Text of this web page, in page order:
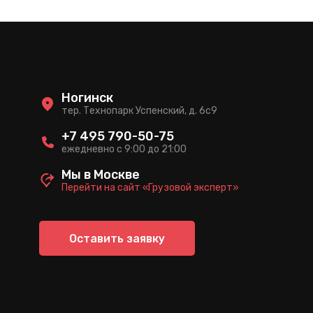
Оставить заявку
тер. Технопарк Успенский, д. 6c9
Ногинск
ежедневно с 9:00 до 21:00
+7 495 790-50-75
Перейти на сайт «Грузовой эксперт»
Мы в Москве